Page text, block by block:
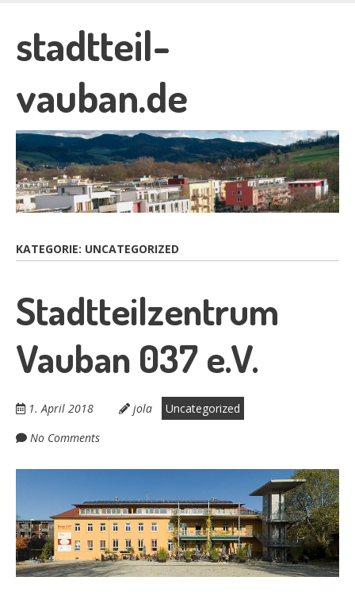
main
content
stadtteil-
vauban.de
KATEGORIE: UNCATEGORIZED
Stadtteilzentrum
Vauban 037 e.V.
1. April 2018 jola
Uncategorized
No Comments